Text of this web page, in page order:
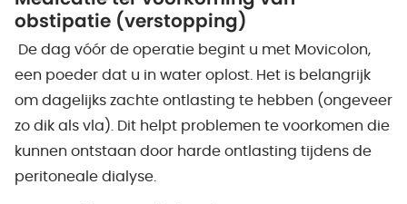
obstipatie (verstopping)
De dag vóór de operatie begint u met Movicolon,
een poeder dat u in water oplost. Het is belangrijk
om dagelijks zachte ontlasting te hebben (ongeveer
zo dik als vla). Dit helpt problemen te voorkomen die
kunnen ontstaan door harde ontlasting tijdens de
peritoneale dialyse.